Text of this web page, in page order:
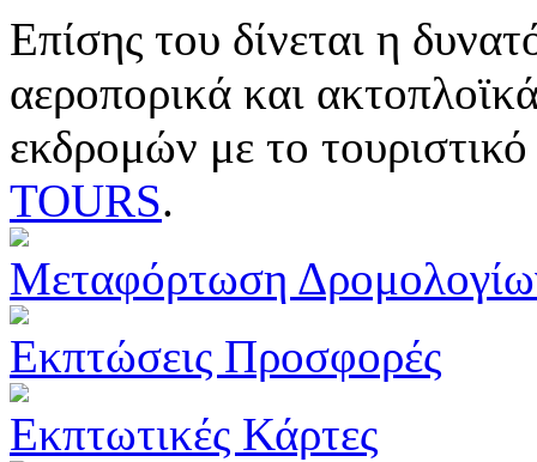
Επίσης του δίνεται η
αεροπορικά και
εκδρομών με το
TOURS.
Μεταφόρτωση
Εκπτώσεις Προσφορές
Εκπτωτικές Κάρτες